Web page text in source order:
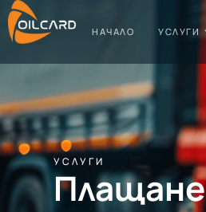
НАЧАЛО УСЛУГИ
УСЛУГИ